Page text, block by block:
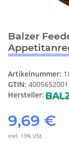
Balzer
Artikelnummer:
GTIN:
Hersteller:
9,69 €
inkl. 13% USt.